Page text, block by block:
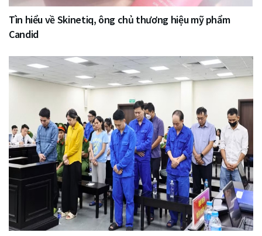
Tìn hiểu về Skinetiq, ông chủ thương hiệu mỹ phẩm
Candid